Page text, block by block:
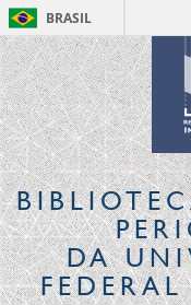
BRASIL
DA